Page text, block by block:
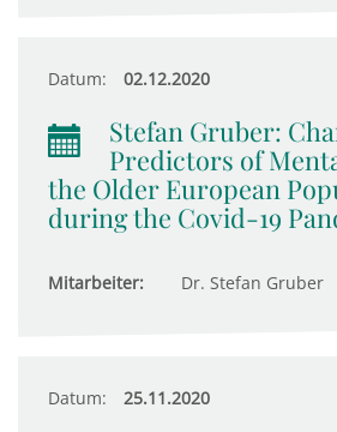
Datum: 02.12.2020
Stefan Gruber:
Predictors of
the Older European
during the Covid-19
Mitarbeiter: Dr. Stefan Gruber
Datum: 25.11.2020